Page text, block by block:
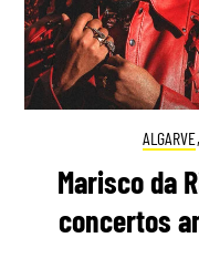
ALGARVE,
Marisco da
concertos